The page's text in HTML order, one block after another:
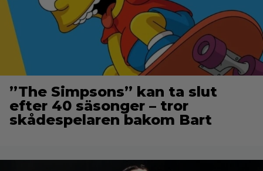
”The Simpsons” kan ta slut
efter 40 säsonger – tror
skådespelaren bakom Bart